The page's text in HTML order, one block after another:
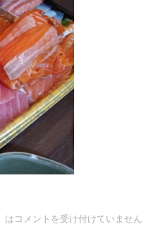
は コメントを受け付けていません